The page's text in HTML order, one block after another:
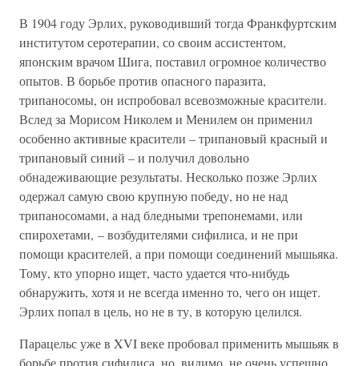
В 1904 году Эрлих, руководивший тогда Франкфуртским
институтом серотерапии, со своим ассистентом,
японским врачом Шига, поставил огромное количество
опытов. В борьбе против опасного паразита,
трипаносомы, он испробовал всевозможные красители.
Вслед за Морисом Николем и Менилем он применил
особенно активные красители – трипановый красный и
трипановый синий – и получил довольно
обнадеживающие результаты. Несколько позже Эрлих
одержал самую свою крупную победу, но не над
трипаносомами, а над бледными трепонемами, или
спирохетами, – возбудителями сифилиса, и не при
помощи красителей, а при помощи соединений мышьяка.
Тому, кто упорно ищет, часто удается что-нибудь
обнаружить, хотя и не всегда именно то, чего он ищет.
Эрлих попал в цель, но не в ту, в которую целился.
Парацельс уже в XVI веке пробовал применить мышьяк в
борьбе против сифилиса, но, видимо, не очень успешно,